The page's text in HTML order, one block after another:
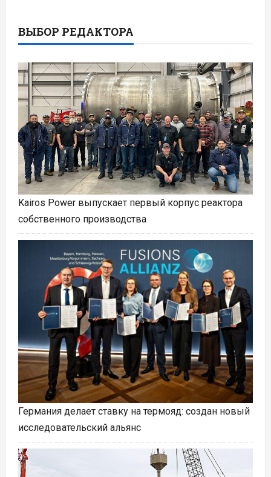
ВЫБОР РЕДАКТОРА
Kairos Power выпускает первый корпус реактора
собственного производства
Германия делает ставку на термояд: создан новый
исследовательский альянс